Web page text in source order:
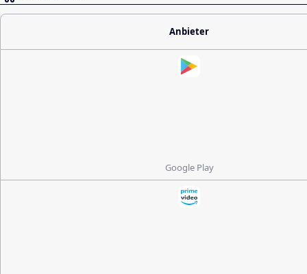
Anbieter
Google Play